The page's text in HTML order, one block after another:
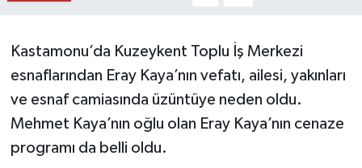
Kastamonu’da Kuzeykent Toplu İş Merkezi
esnaflarından Eray Kaya’nın vefatı, ailesi, yakınları
ve esnaf camiasında üzüntüye neden oldu.
Mehmet Kaya’nın oğlu olan Eray Kaya’nın cenaze
programı da belli oldu.
Küre Haberleri
Merkez Haberleri
Pınarbaşı Haberleri